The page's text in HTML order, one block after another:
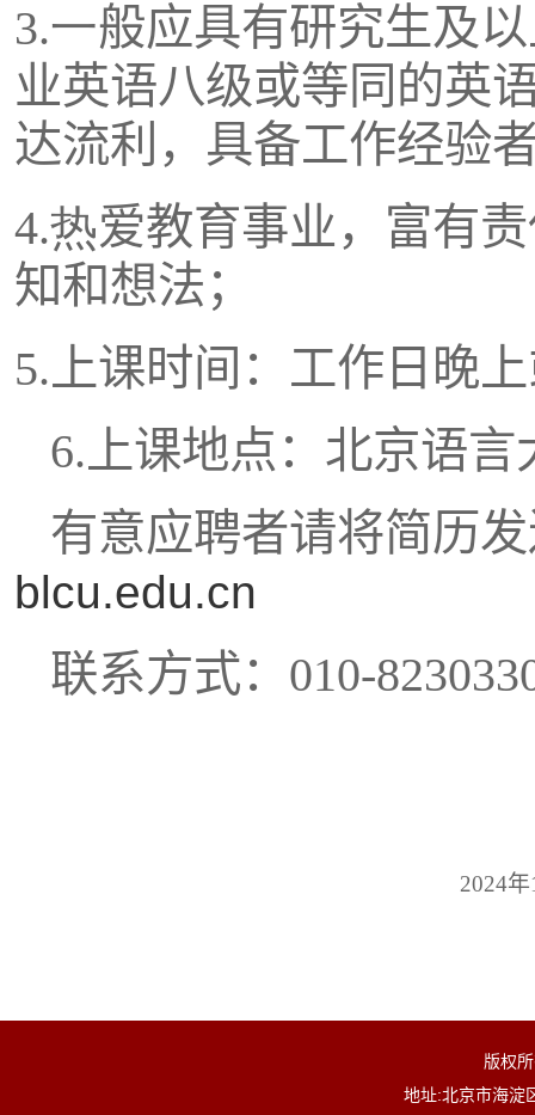
3.一般应具有研究生及
业英语八级或等同的英
达流利，具备工作经验
4.热爱教育事业，富有
知和想法；
5.上课时间：工作日晚
6.上课地点：北京语言
有意应聘者请将简历
blcu.edu.cn
联系方式： 010-
2024年
版权
地址:北京市海